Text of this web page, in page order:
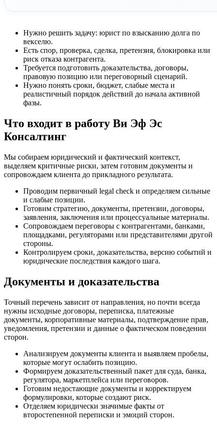
Нужно решить задачу: юрист по взысканию долга по
векселю.
Есть спор, проверка, сделка, претензия, блокировка или
риск отказа контрагента.
Требуется подготовить доказательства, договоры,
правовую позицию или переговорный сценарий.
Нужно понять сроки, бюджет, слабые места и
реалистичный порядок действий до начала активной
фазы.
Что входит в работу Ви Эф Эс
Консалтинг
Мы собираем юридический и фактический контекст,
выделяем критичные риски, затем готовим документы и
сопровождаем клиента до прикладного результата.
Проводим первичный legal check и определяем сильные
и слабые позиции.
Готовим стратегию, документы, претензии, договоры,
заявления, заключения или процессуальные материалы.
Сопровождаем переговоры с контрагентами, банками,
площадками, регуляторами или представителями другой
стороны.
Контролируем сроки, доказательства, версию событий и
юридические последствия каждого шага.
Документы и доказательства
Точный перечень зависит от направления, но почти всегда
нужны исходные договоры, переписка, платежные
документы, корпоративные материалы, подтверждение прав,
уведомления, претензии и данные о фактическом поведении
сторон.
Анализируем документы клиента и выявляем пробелы,
которые могут ослабить позицию.
Формируем доказательственный пакет для суда, банка,
регулятора, маркетплейса или переговоров.
Готовим недостающие документы и корректируем
формулировки, которые создают риск.
Отделяем юридически значимые факты от
второстепенной переписки и эмоций сторон.